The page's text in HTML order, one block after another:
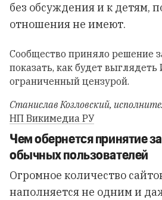
без обсуждения и к детям,
отношения не имеют.
Сообщество приняло решение
показать, как будет выглядеть
ограниченный цензурой.
Станислав Козловский,
НП Викимедиа РУ
Чем обернется принятие
обычных пользователей
Огромное количество
наполняется не одним и